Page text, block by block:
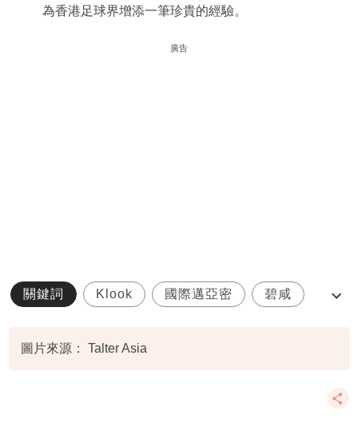
為香港足球界增添一筆珍貴的經驗。
廣告
關鍵詞 Klook 國際邁亞密 碧咸
圖片來源： Talter Asia